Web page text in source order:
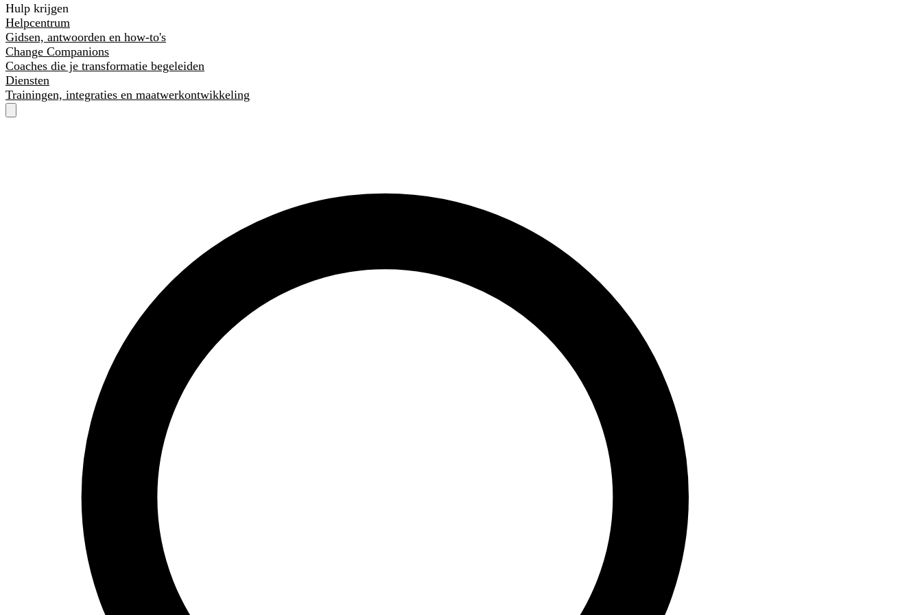
Hulp krijgen
Helpcentrum
Gidsen, antwoorden en how-to's
Change Companions
Coaches die je transformatie begeleiden
Diensten
Trainingen, integraties en maatwerkontwikkeling